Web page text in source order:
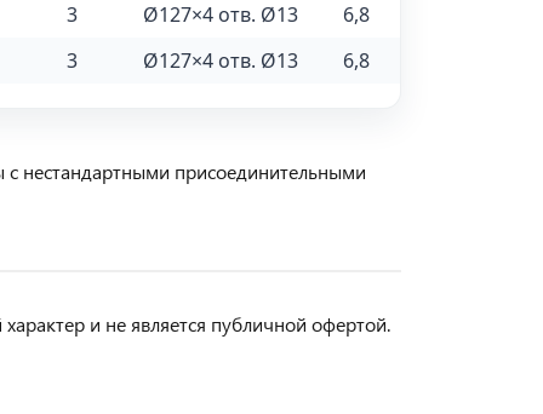
3
Ø127×4 отв. Ø13
6,8
3
Ø127×4 отв. Ø13 6,8
нестандартными присоединительными
и не является публичной офертой.